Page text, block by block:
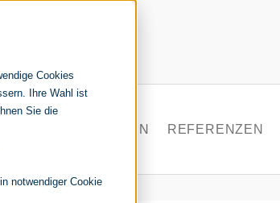
Cookies
Ihre Wahl ist
Sie die
notwendiger Cookie
TECHNOLOGIEN
MICROSOFT POWER BI
REFERENZEN